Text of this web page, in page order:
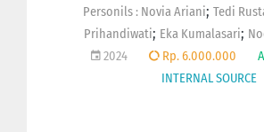
Personils : Novia Ariani; Tedi
Prihandiwati; Eka Kumalasari;
2024 Rp. 6.000.000
INTERNAL SOURCE